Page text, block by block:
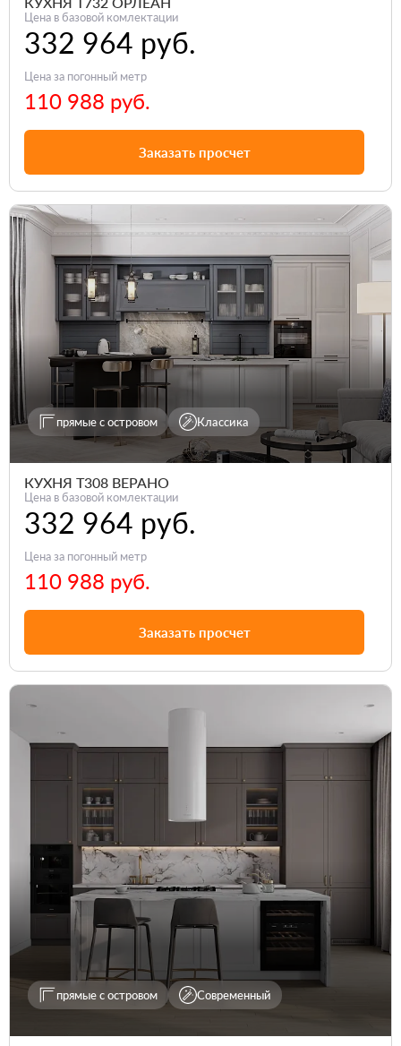
Цена в базовой комлектации
332 964 руб.
Цена за погонный метр
110 988 руб.
Заказать просчет
прямые с островом Классика
КУХНЯ Т308 ВЕРАНО
Цена в базовой комлектации
332 964 руб.
Цена за погонный метр
110 988 руб.
Заказать просчет
прямые с островом Современный